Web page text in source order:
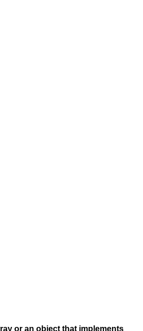
or an object that implements